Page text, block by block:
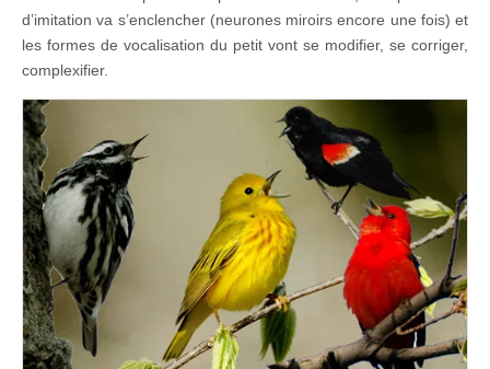
d’imitation va s’enclencher (neurones miroirs encore une fois) et
les formes de vocalisation du petit vont se modifier, se corriger,
complexifier.